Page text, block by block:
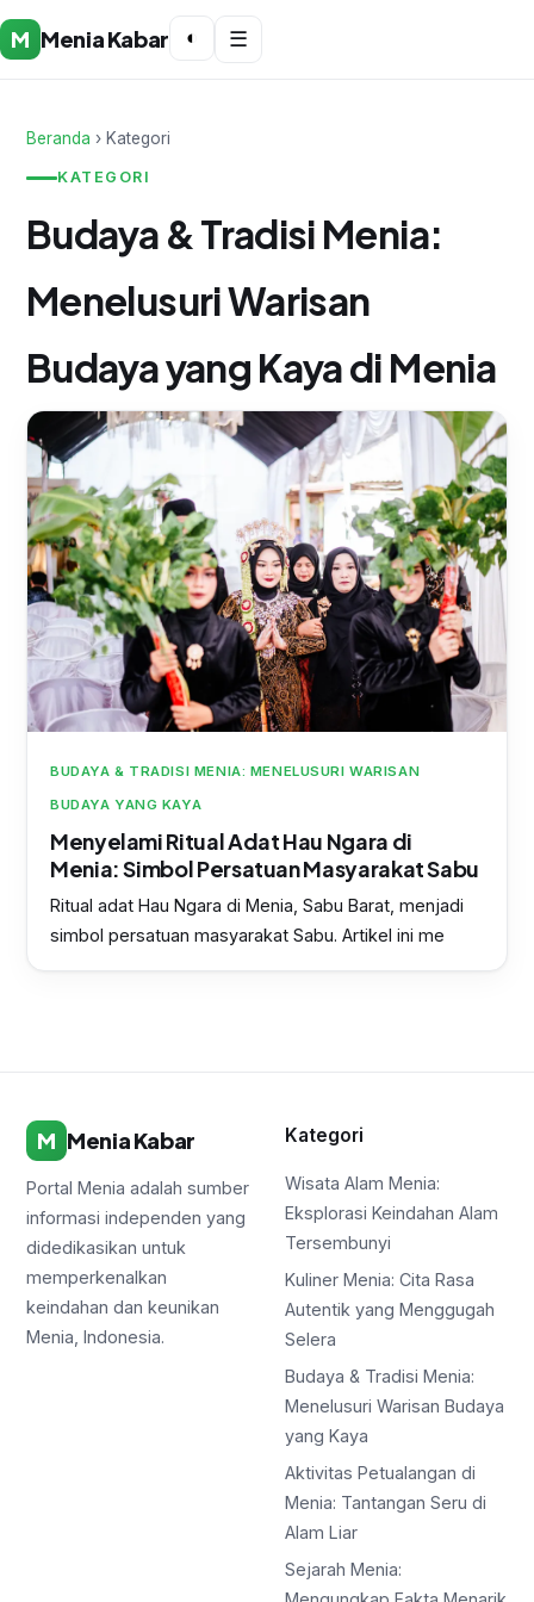
M Menia Kabar ◐ ☰
Beranda › Kategori
KATEGORI
Budaya & Tradisi Menia:
Menelusuri Warisan
Budaya yang Kaya di Menia
BUDAYA & TRADISI MENIA: MENELUSURI WARISAN
BUDAYA YANG KAYA
Menyelami Ritual Adat Hau Ngara di
Menia: Simbol Persatuan Masyarakat Sabu
Ritual adat Hau Ngara di Menia, Sabu Barat, menjadi
simbol persatuan masyarakat Sabu. Artikel ini me
M Menia Kabar
Portal Menia adalah sumber
informasi independen yang
didedikasikan untuk
memperkenalkan
keindahan dan keunikan
Menia, Indonesia.
Kategori
Wisata Alam Menia:
Eksplorasi Keindahan Alam
Tersembunyi
Kuliner Menia: Cita Rasa
Autentik yang Menggugah
Selera
Budaya & Tradisi Menia:
Menelusuri Warisan Budaya
yang Kaya
Aktivitas Petualangan di
Menia: Tantangan Seru di
Alam Liar
Sejarah Menia: